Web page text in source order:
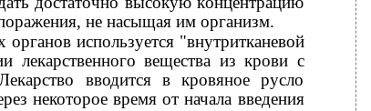
не насыщая им организм.
используется "внутритканевой
лекарственного вещества из крови с
вводится в кровяное русло
некоторое время от начала введения